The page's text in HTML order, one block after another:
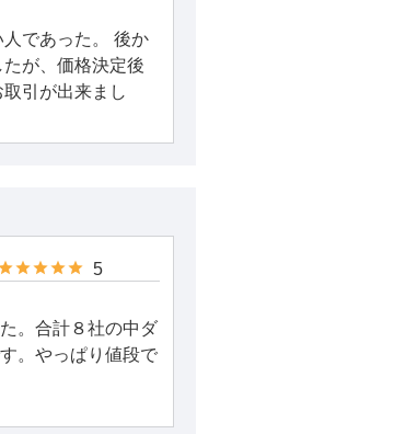
であった。 後か
が、価格決定後
引が出来まし
5
。合計８社の中ダ
。やっぱり値段で